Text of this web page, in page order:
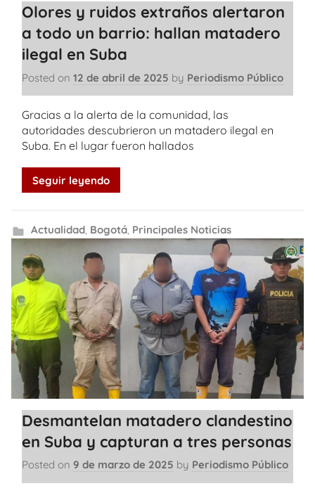
Olores y ruidos extraños alertaron
a todo un barrio: hallan matadero
ilegal en Suba
Posted on 12 de abril de 2025 by Periodismo Público
Gracias a la alerta de la comunidad, las
autoridades descubrieron un matadero ilegal en
Suba. En el lugar fueron hallados
Seguir leyendo
Actualidad, Bogotá, Principales Noticias
Desmantelan matadero clandestino
en Suba y capturan a tres personas
Posted on 9 de marzo de 2025 by Periodismo Público